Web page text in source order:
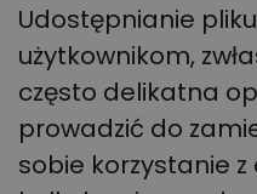
Udostępnianie
użytkownikom,
często delikatna
prowadzić do
sobie korzystanie z